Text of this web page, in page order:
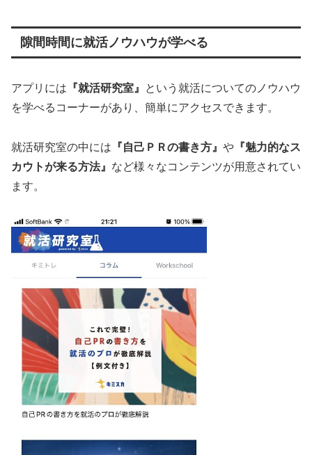
隙間時間に就活ノウハウが学べる
アプリには 『就活研究室』
という就活についてのノウハウ
を学べるコーナーがあり、簡単にアクセスできます。
就活研究室の中には 『自己ＰＲの書き方』 や 『魅力的なス
カウトが来る方法』 など様々なコンテンツが用意されてい
ます。